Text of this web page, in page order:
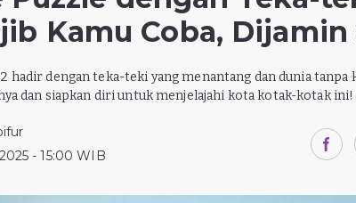
Kamu Coba, Dijamin
hadir dengan teka-teki yang menantang dan dunia tanpa
dan siapkan diri untuk menjelajahi kota kotak-kotak ini!
- 15:00 WIB